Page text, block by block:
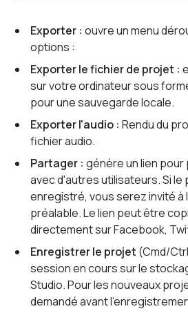
Exporter : ouvre un menu
options :
Exporter le fichier de projet :
sur votre ordinateur sous
pour une sauvegarde locale.
Exporter l'audio : Rendu du
fichier audio.
Partager : génère un lien
avec d'autres utilisateurs. Si le
enregistré, vous serez invité à
préalable. Le lien peut être
directement sur Facebook,
Enregistrer le projet (Cmd/
session en cours sur le
Studio. Pour les nouveaux
demandé avant